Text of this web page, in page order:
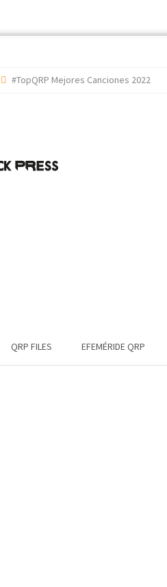
#TopQRP Mejores Canciones 2022
QRP FILES EFEMÉRIDE QRP